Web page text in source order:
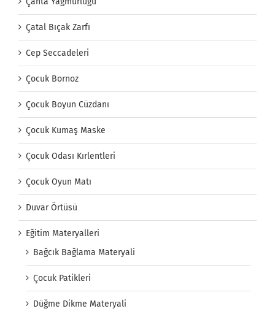
Çatal Bıçak Zarfı
Cep Seccadeleri
Çocuk Bornoz
Çocuk Boyun Cüzdanı
Çocuk Kumaş Maske
Çocuk Odası Kırlentleri
Çocuk Oyun Matı
Duvar Örtüsü
Eğitim Materyalleri
Bağcık Bağlama Materyali
Çocuk Patikleri
Düğme Dikme Materyali